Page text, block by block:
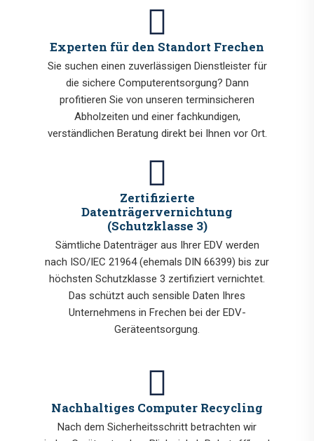
Experten für den Standort Frechen
Sie suchen einen zuverlässigen Dienstleister für
die sichere Computerentsorgung? Dann
profitieren Sie von unseren terminsicheren
Abholzeiten und einer fachkundigen,
verständlichen Beratung direkt bei Ihnen vor Ort.
Zertifizierte
Datenträgervernichtung
(Schutzklasse 3)
Sämtliche Datenträger aus Ihrer EDV werden
nach ISO/IEC 21964 (ehemals DIN 66399) bis zur
höchsten Schutzklasse 3 zertifiziert vernichtet.
Das schützt auch sensible Daten Ihres
Unternehmens in Frechen bei der EDV-
Geräteentsorgung.
Nachhaltiges Computer Recycling
Nach dem Sicherheitsschritt betrachten wir